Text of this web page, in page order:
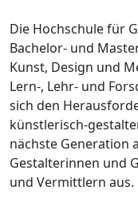
Die Hochschule für
Bachelor- und
Kunst, Design und
Lern-, Lehr- und
sich den
künstlerisch-
nächste Generation
Gestalterinnen und
und Vermittlern aus.